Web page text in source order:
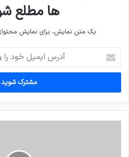
ها مطلع
یک متن نمایش، برای نمایش
ایمیل
خود
وارد
کنید